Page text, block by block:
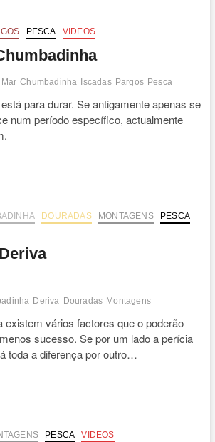
PESCA VIDEOS
Chumbadinha Iscadas Pargos Pesca
para durar. Se antigamente apenas se
num período específico, actualmente
DOURADAS MONTAGENS
PESCA
Deriva Douradas Montagens
existem vários factores que o poderão
sucesso. Se por um lado a perícia
toda a diferença por outro…
PESCA VIDEOS